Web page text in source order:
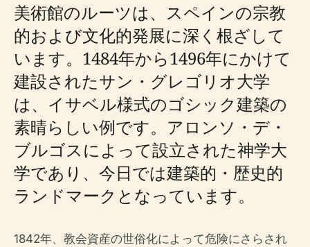
美術館のルーツは、スペインの宗教
的および文化的発展に深く根ざして
います。1484年から1496年にかけて
建設されたサン・グレゴリオ大学
は、イサベル様式のゴシック建築の
素晴らしい例です。アロンソ・デ・
ブルゴスによって設立された神学大
学であり、今日では建築的・歴史的
ランドマークとなっています。
1842年、教会資産の世俗化によって危険にさらされ